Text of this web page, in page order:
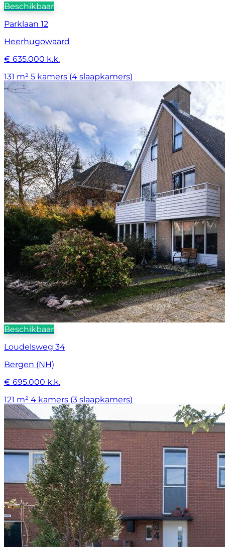
Beschikbaar
Parklaan 12
Heerhugowaard
€ 635.000 k.k.
131 m² 5 kamers (4 slaapkamers)
Beschikbaar
Loudelsweg 34
Bergen (NH)
€ 695.000 k.k.
121 m² 4 kamers (3 slaapkamers)